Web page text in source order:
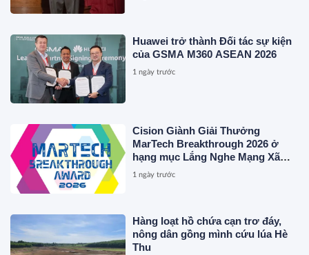
Huawei trở thành Đối tác sự kiện
của GSMA M360 ASEAN 2026
1 ngày trước
Cision Giành Giải Thưởng
MarTech Breakthrough 2026 ở
hạng mục Lắng Nghe Mạng Xã
Hội, Phân Phối Thông Cáo Báo
1 ngày trước
Hàng loạt hồ chứa cạn trơ đáy,
nông dân gồng mình cứu lúa Hè
Thu